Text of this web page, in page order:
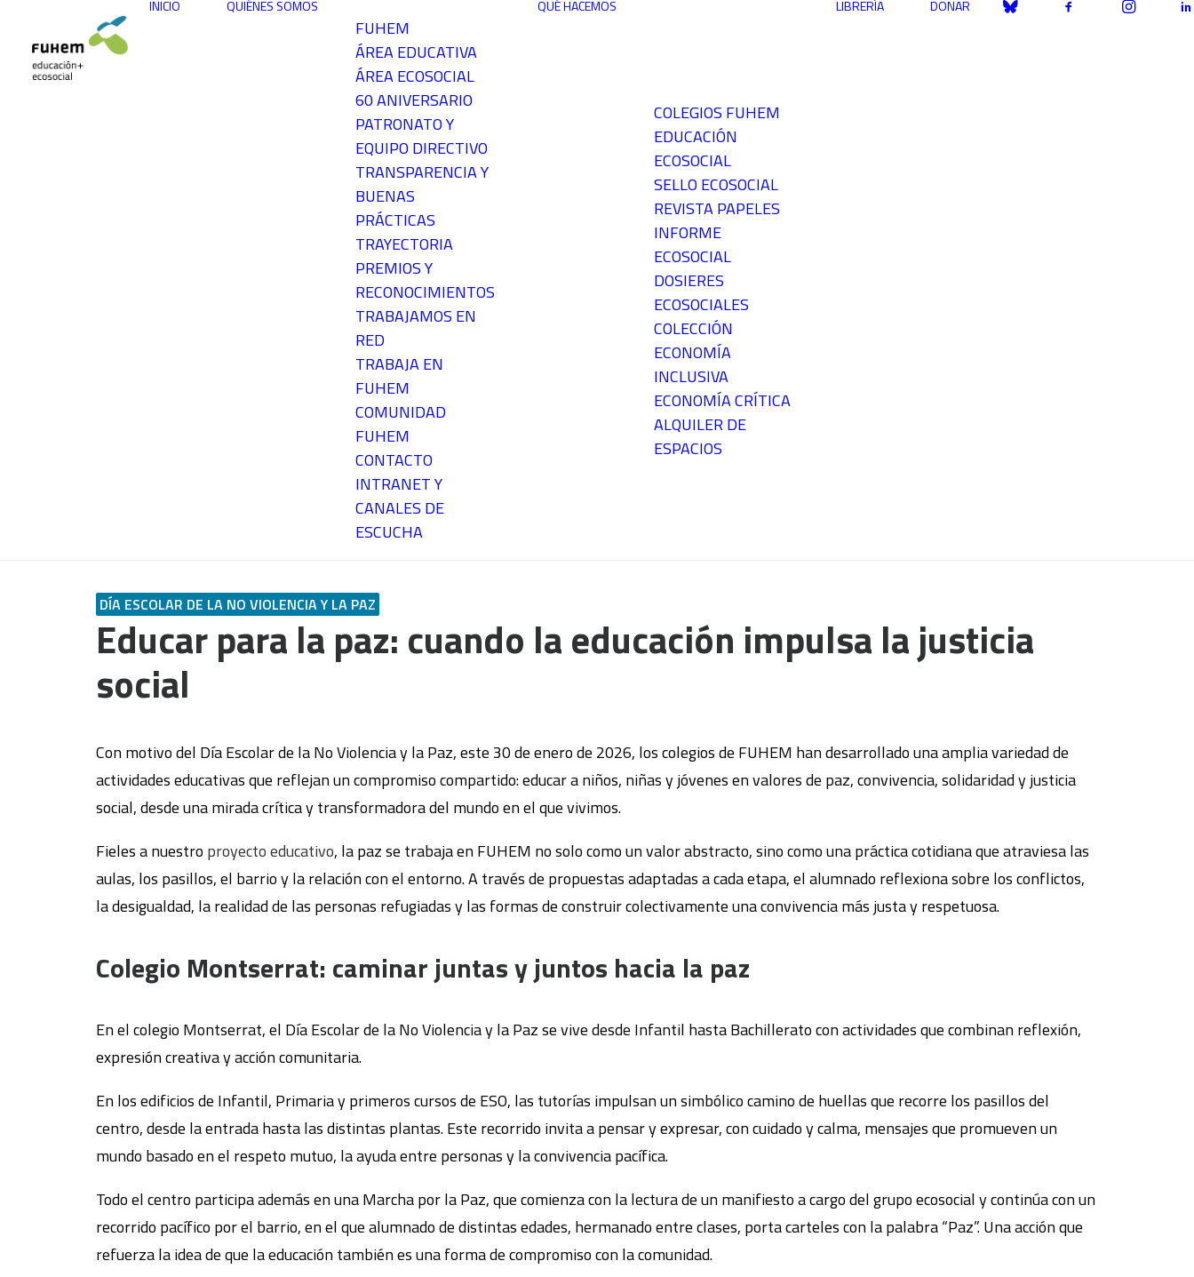
INICIO QUIÉNES SOMOS
FUHEM
ÁREA EDUCATIVA
ÁREA ECOSOCIAL
60 ANIVERSARIO
PATRONATO Y
EQUIPO DIRECTIVO
TRANSPARENCIA Y
BUENAS
PRÁCTICAS
TRAYECTORIA
PREMIOS Y
RECONOCIMIENTOS
TRABAJAMOS EN
RED
TRABAJA EN
FUHEM
COMUNIDAD
FUHEM
CONTACTO
INTRANET Y
CANALES DE
ESCUCHA
QUÉ HACEMOS
COLEGIOS FUHEM
EDUCACIÓN
ECOSOCIAL
SELLO ECOSOCIAL
REVISTA PAPELES
INFORME
ECOSOCIAL
DOSIERES
ECOSOCIALES
COLECCIÓN
ECONOMÍA
INCLUSIVA
ECONOMÍA CRÍTICA
ALQUILER DE
ESPACIOS
LIBRERÍA DONAR
DÍA ESCOLAR DE LA NO VIOLENCIA Y LA PAZ
Educar para la paz: cuando la educación impulsa la justicia
social
Con motivo del Día Escolar de la No Violencia y la Paz, este 30 de enero de 2026, los colegios de FUHEM han desarrollado una amplia variedad de
actividades educativas que reflejan un compromiso compartido: educar a niños, niñas y jóvenes en valores de paz, convivencia, solidaridad y justicia
social, desde una mirada crítica y transformadora del mundo en el que vivimos.
Fieles a nuestro proyecto educativo, la paz se trabaja en FUHEM no solo como un valor abstracto, sino como una práctica cotidiana que atraviesa las
aulas, los pasillos, el barrio y la relación con el entorno. A través de propuestas adaptadas a cada etapa, el alumnado reflexiona sobre los conflictos,
la desigualdad, la realidad de las personas refugiadas y las formas de construir colectivamente una convivencia más justa y respetuosa.
Colegio Montserrat: caminar juntas y juntos hacia la paz
En el colegio Montserrat, el Día Escolar de la No Violencia y la Paz se vive desde Infantil hasta Bachillerato con actividades que combinan reflexión,
expresión creativa y acción comunitaria.
En los edificios de Infantil, Primaria y primeros cursos de ESO, las tutorías impulsan un simbólico camino de huellas que recorre los pasillos del
centro, desde la entrada hasta las distintas plantas. Este recorrido invita a pensar y expresar, con cuidado y calma, mensajes que promueven un
mundo basado en el respeto mutuo, la ayuda entre personas y la convivencia pacífica.
Todo el centro participa además en una Marcha por la Paz, que comienza con la lectura de un manifiesto a cargo del grupo ecosocial y continúa con un
recorrido pacífico por el barrio, en el que alumnado de distintas edades, hermanado entre clases, porta carteles con la palabra “Paz”. Una acción que
refuerza la idea de que la educación también es una forma de compromiso con la comunidad.